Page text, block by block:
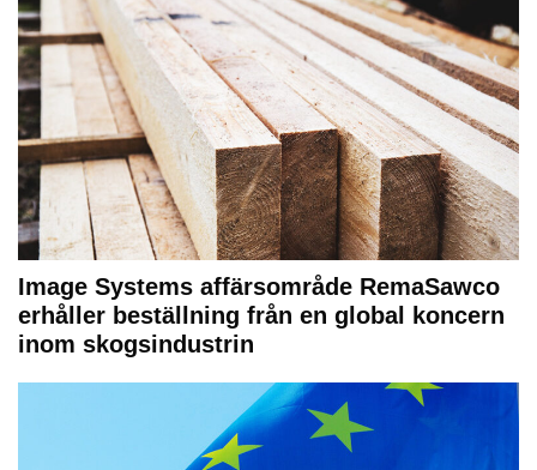
Image Systems affärsområde RemaSawco
erhåller beställning från en global koncern
inom skogsindustrin